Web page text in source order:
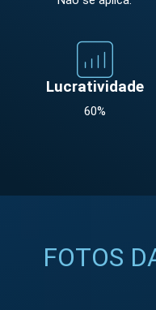
Lucratividade
60%
FOTOS